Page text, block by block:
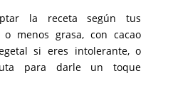
la receta según tus
o menos grasa, con cacao
si eres intolerante, o
para darle un toque